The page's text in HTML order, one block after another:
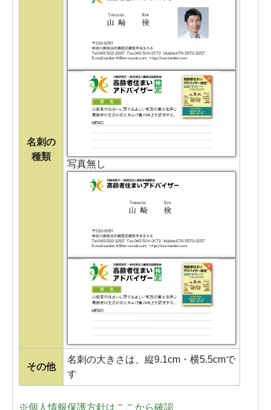
名刺の
種類
写真無し
その他
名刺の大きさは、縦9.1cm・横5.5cmで
す
※個人情報保護方針はここから確認